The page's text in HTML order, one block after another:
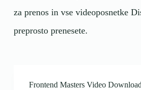
za prenos in vse videoposnetke
preprosto prenesete.
Frontend Masters Video